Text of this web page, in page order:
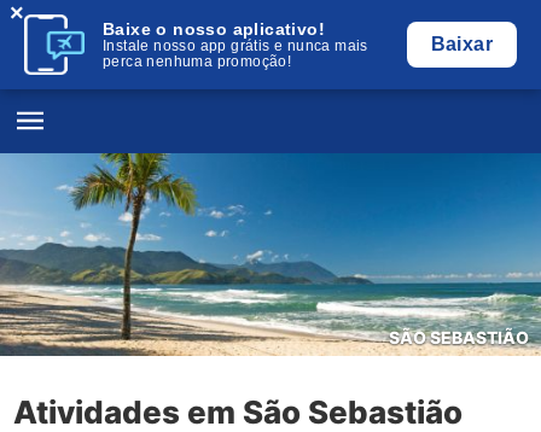
Baixe o nosso aplicativo!
Instale nosso app grátis e nunca mais
perca nenhuma promoção!
Baixar
×
SÃO SEBASTIÃO
Atividades em São Sebastião